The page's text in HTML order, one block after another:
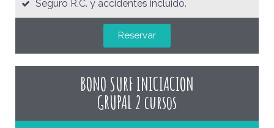
Seguro R.C. y accidentes incluido.
Reservar
BONO SURF INICIACION
GRUPAL 2 cursos